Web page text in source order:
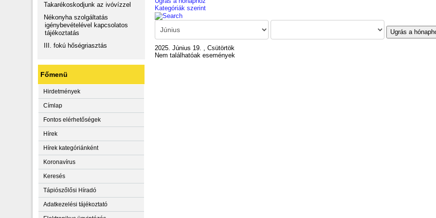
Takarékoskodjunk az ivóvízzel
Nékonyha szolgáltatás
igénybevételével kapcsolatos
tájékoztatás
III. fokú hőségriasztás
Főmenü
Hirdetmények
Címlap
Fontos elérhetőségek
Hírek
Hírek kategóriánként
Koronavírus
Keresés
Tápiószőlősi Híradó
Adatkezelési tájékoztató
Kategóriák szerint
Ugrás a
2025. Június 19. , Csütörtök
Nem találhatóak események